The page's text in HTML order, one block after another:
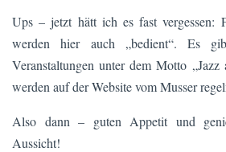
Ups – jetzt hätt ich es fast vergessen:
werden hier auch „bedient“. Es
Veranstaltungen unter dem Motto
werden auf der Website vom Musser
Also dann – guten Appetit und
Aussicht!